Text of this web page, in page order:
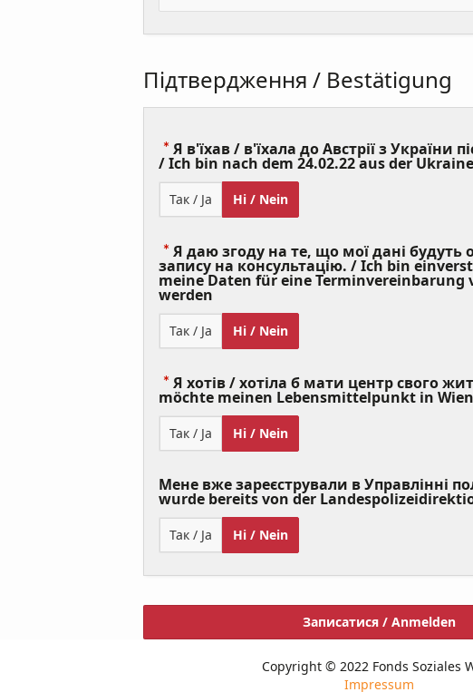
Підтвердження / Bestätigung
Я в'їхав / в'їхала до Австрії з України
/ Ich bin nach dem 24.02.22 aus der
Так / Ja Ні / Nein
Я даю згоду на те, що мої дані будуть
запису на консультацію. / Ich bin
meine Daten für eine Terminvereinbarung
werden
Required)
Так / Ja Ні / Nein
Я хотів / хотіла б мати центр свого
möchte meinen Lebensmittelpunkt in
Так / Ja Ні / Nein
Мене вже зареєстрували в Управлінні
wurde bereits von der
Так / Ja Ні / Nein
Записатися / Anmelden
Copyright © 2022 Fonds Soziales
Impressum